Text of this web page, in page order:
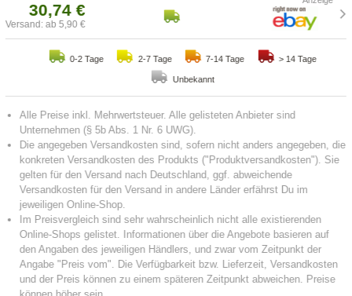
30,74 €
Versand: ab 5,90 €
0-2 Tage 2-7 Tage 7-14 Tage > 14 Tage
Unbekannt